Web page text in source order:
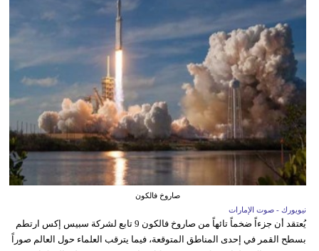
صاروخ فالكون
نيويورك - صوت الإمارات
يُعتقد أن جزءاً ضخماً تائهاً من صاروخ فالكون 9 تابع لشركة سبيس إكس ارتطم
بسطح القمر في إحدى المناطق المتوقعة، فيما يترقب العلماء حول العالم صوراً